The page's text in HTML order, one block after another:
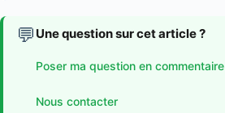
💬 Une question sur cet article ?
Poser ma question en commentaire
Nous contacter